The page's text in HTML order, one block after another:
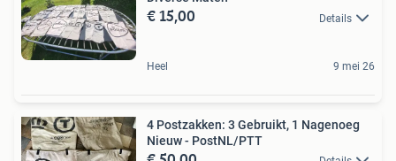
€ 15,00 Details
Heel 9 mei 26
4 Postzakken: 3 Gebruikt, 1 Nagenoeg
Nieuw - PostNL/PTT